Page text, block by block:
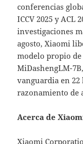
conferencias
ICCV 2025 y ACL
investigaciones
agosto, Xiaomi
modelo propio
MiDashengLM-
vanguardia en
razonamiento de
Acerca de
Xiaomi